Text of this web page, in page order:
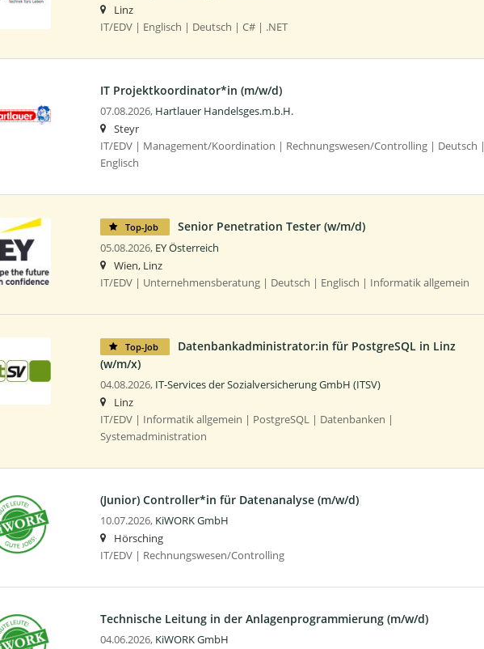
Linz
IT/EDV | Englisch | Deutsch | C# | .NET
IT Projektkoordinator*in (m/w/d)
07.08.2026, Hartlauer Handelsges.m.b.H.
Steyr
IT/EDV | Management/Koordination | Rechnungswesen/Controlling | Deutsch |
Englisch
Top-Job Senior Penetration Tester (w/m/d)
05.08.2026, EY Österreich
Wien, Linz
IT/EDV | Unternehmensberatung | Deutsch | Englisch | Informatik allgemein
Top-Job
Datenbankadministrator:in für PostgreSQL in Linz
(w/m/x)
04.08.2026, IT-Services der Sozialversicherung GmbH (ITSV)
Linz
IT/EDV | Informatik allgemein | PostgreSQL | Datenbanken |
Systemadministration
(Junior) Controller*in für Datenanalyse (m/w/d)
10.07.2026, KiWORK GmbH
Hörsching
IT/EDV | Rechnungswesen/Controlling
Technische Leitung in der Anlagen­programmierung (m/w/d)
04.06.2026, KiWORK GmbH